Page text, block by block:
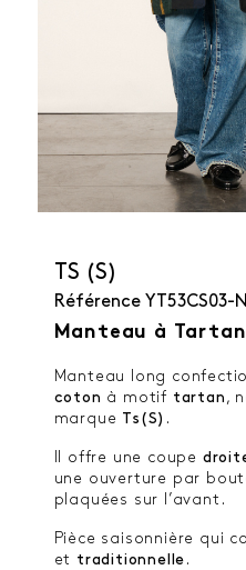
TS (S)
Référence YT53CS03-
Manteau à
Manteau long
coton à motif tartan ,
marque Ts(S) .
Il offre une coupe
une ouverture par
plaquées sur l’avant.
Pièce saisonnière qui
et traditionnelle .